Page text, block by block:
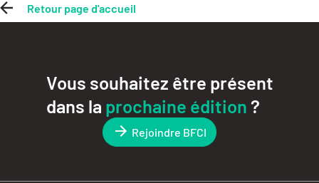
Retour page d'accueil
Vous souhaitez être présent
dans la prochaine édition?
Rejoindre BFCI